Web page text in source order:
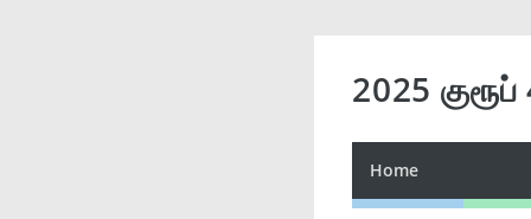
2025 குரூப்
Home